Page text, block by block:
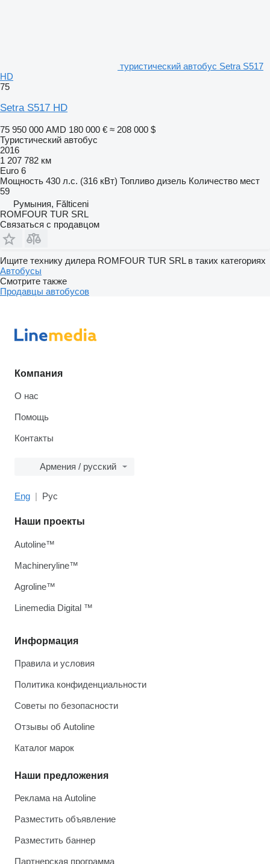
туристический автобус Setra S517
HD
75
Setra S517 HD
75 950 000 AMD 180 000 € ≈ 208 000 $
Туристический автобус
2016
1 207 782 км
Euro 6
Мощность 430 л.с. (316 кВт) Топливо дизель Количество мест
59
Румыния, Fălticeni
ROMFOUR TUR SRL
Связаться с продавцом
Ищите технику дилера ROMFOUR TUR SRL в таких категориях
Автобусы
Смотрите также
Продавцы автобусов
Компания
О нас
Помощь
Контакты
Армения / русский
Eng Рус
Информация
Правила и условия
Политика конфиденциальности
Советы по безопасности
Отзывы об Autoline
Каталог марок
Наши предложения
Реклама на Autoline
Разместить объявление
Разместить баннер
Партнерская программа
Наши проекты
Autoline™
Machineryline™
Agroline™
Linemedia Digital ™